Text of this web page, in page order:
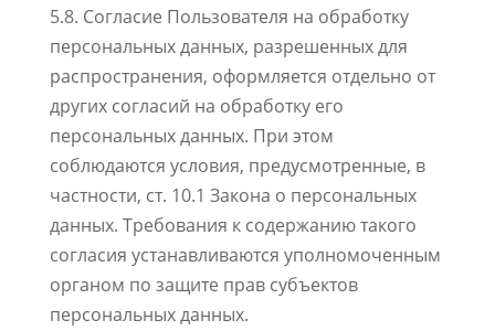
5.8. Согласие Пользователя на обработку
персональных данных, разрешенных для
распространения, оформляется отдельно от
других согласий на обработку его
персональных данных. При этом
соблюдаются условия, предусмотренные, в
частности, ст. 10.1 Закона о персональных
данных. Требования к содержанию такого
согласия устанавливаются уполномоченным
органом по защите прав субъектов
персональных данных.